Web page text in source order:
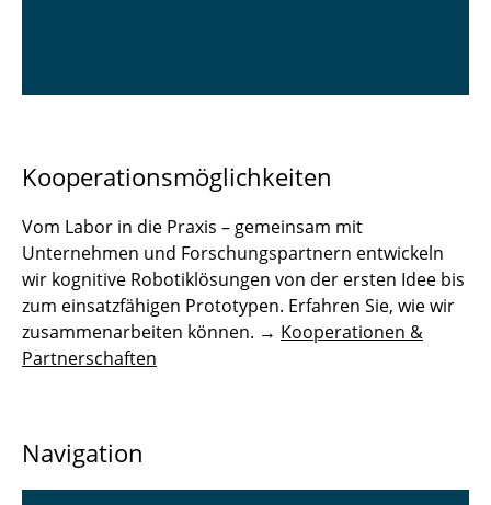
Kooperationsmöglichkeiten
Vom Labor in die Praxis – gemeinsam mit
Unternehmen und Forschungspartnern entwickeln
wir kognitive Robotiklösungen von der ersten Idee bis
zum einsatzfähigen Prototypen. Erfahren Sie, wie wir
zusammenarbeiten können. → Kooperationen &
Partnerschaften
Navigation